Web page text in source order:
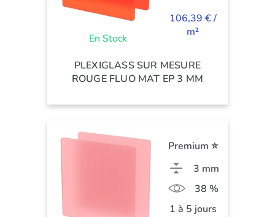
En Stock
106,39 € /
m²
PLEXIGLASS SUR MESURE
ROUGE FLUO MAT EP 3 MM
Premium ⭐
3 mm
38 %
1 à 5 jours